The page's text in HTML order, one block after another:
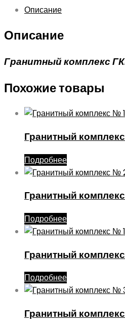
Описание
Описание
Гранитный комплекс
Похожие товары
Гранитный
Подробнее
Гранитный
Подробнее
Гранитный
Подробнее
Гранитный